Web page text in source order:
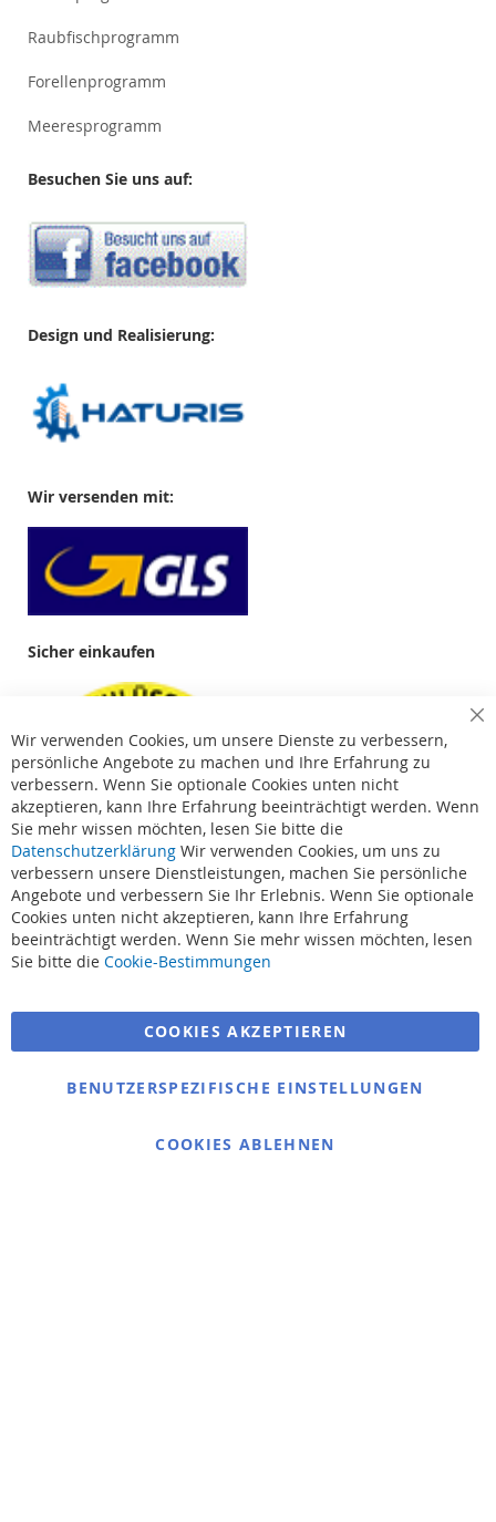
Raubfischprogramm
Forellenprogramm
Meeresprogramm
Besuchen Sie uns auf:
Design und Realisierung:
Wir versenden mit:
Sicher einkaufen
Suchbegriffe
Bestellungen und Rücksendungen
Kontaktieren Sie uns
Cookie Einstellungen
Wir verwenden Cookies, um unsere Dienste zu verbessern,
persönliche Angebote zu machen und Ihre Erfahrung zu
verbessern. Wenn Sie optionale Cookies unten nicht
akzeptieren, kann Ihre Erfahrung beeinträchtigt werden. Wenn
Sie mehr wissen möchten, lesen Sie bitte die
Datenschutzerklärung Wir verwenden Cookies, um uns zu
verbessern unsere Dienstleistungen, machen Sie persönliche
Angebote und verbessern Sie Ihr Erlebnis. Wenn Sie optionale
Cookies unten nicht akzeptieren, kann Ihre Erfahrung
beeinträchtigt werden. Wenn Sie mehr wissen möchten, lesen
Sie bitte die Cookie-Bestimmungen
COOKIES AKZEPTIEREN
BENUTZERSPEZIFISCHE EINSTELLUNGEN
COOKIES ABLEHNEN